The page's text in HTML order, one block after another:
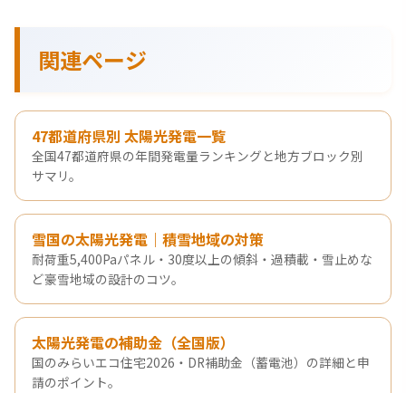
関連ページ
47都道府県別 太陽光発電一覧
全国47都道府県の年間発電量ランキングと地方ブロック別
サマリ。
雪国の太陽光発電｜積雪地域の対策
耐荷重5,400Paパネル・30度以上の傾斜・過積載・雪止めな
ど豪雪地域の設計のコツ。
太陽光発電の補助金（全国版）
国のみらいエコ住宅2026・DR補助金（蓄電池）の詳細と申
請のポイント。